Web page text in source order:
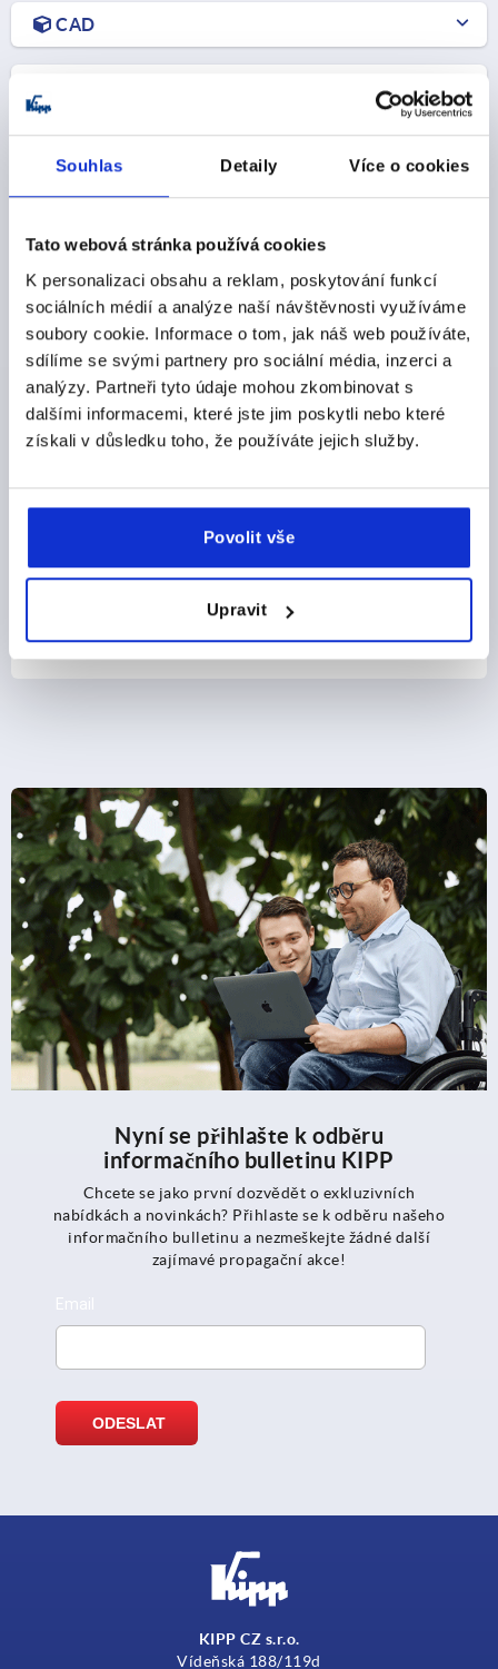
Souhlas Detaily Více o cookies
Tato webová stránka používá cookies
K personalizaci obsahu a reklam, poskytování funkcí
sociálních médií a analýze naší návštěvnosti využíváme
soubory cookie. Informace o tom, jak náš web používáte,
sdílíme se svými partnery pro sociální média, inzerci a
analýzy. Partneři tyto údaje mohou zkombinovat s
dalšími informacemi, které jste jim poskytli nebo které
získali v důsledku toho, že používáte jejich služby.
Povolit vše
Upravit
CAD
Ostatní zákazníci také zakoupili
NOVINKY
T-kus, s
K0485
Trubkové kloubové spojky z hliníku, s
odCZK374.09
Nyní se přihlašte k odběru
informačního bulletinu KIPP
Chcete se jako první dozvědět o exkluzivních
nabídkách a novinkách? Přihlaste se k odběru našeho
informačního bulletinu a nezmeškejte žádné další
zajímavé propagační akce!
KIPP CZ s.r.o.
Vídeňská 188/119d